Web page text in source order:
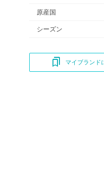
原産国
シーズン
マイブランド